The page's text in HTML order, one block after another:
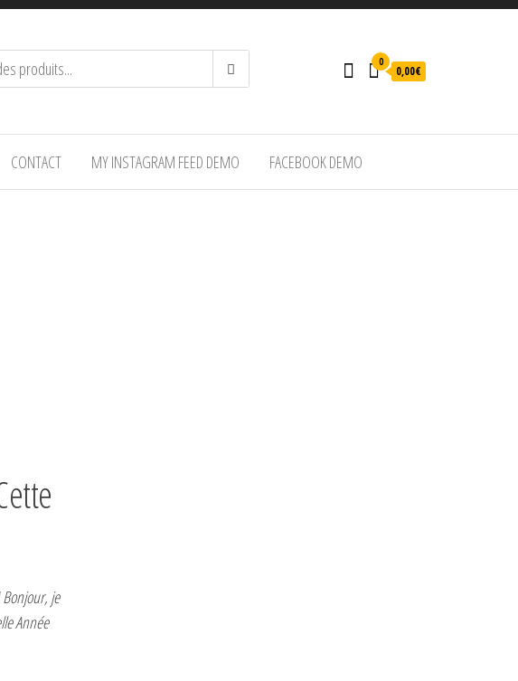
0
0,00€
CONTACT MY INSTAGRAM FEED DEMO FACEBOOK DEMO
je
Année